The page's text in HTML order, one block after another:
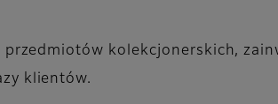
kolekcjonerskich,
klientów.